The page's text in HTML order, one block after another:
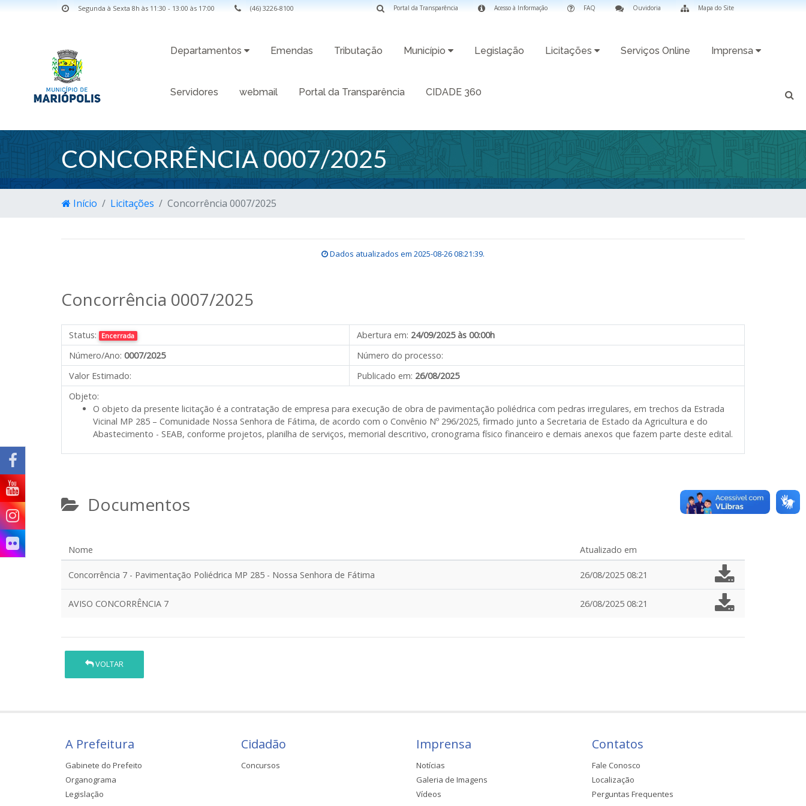
Segunda à Sexta 8h às 11:30 - 13:00 às 17:00 (46) 3226-8100 Mapa do Site
Ouvidoria
FAQ
Acesso à Informação
Portal da Transparência
Departamentos Emendas Tributação Município Legislação Licitações Serviços Online Imprensa
Servidores webmail Portal da Transparência CIDADE 360
CONCORRÊNCIA 0007/2025
Início Licitações Concorrência 0007/2025
Dados atualizados em 2025-08-26 08:21:39.
Concorrência 0007/2025
Status: Encerrada Abertura em: 24/09/2025 às 00:00h
Número/Ano: 0007/2025
Número do processo:
Valor Estimado:
Publicado em: 26/08/2025
Objeto:
O objeto da presente licitação é a contratação de empresa para execução de obra de pavimentação poliédrica com pedras irregulares, em trechos da Estrada
Vicinal MP 285 – Comunidade Nossa Senhora de Fátima, de acordo com o Convênio Nº 296/2025, firmado junto a Secretaria de Estado da Agricultura e do
Abastecimento - SEAB, conforme projetos, planilha de serviços, memorial descritivo, cronograma físico financeiro e demais anexos que fazem parte deste edital.
Documentos
Nome Atualizado em
Concorrência 7 - Pavimentação Poliédrica MP 285 - Nossa Senhora de Fátima 26/08/2025 08:21
AVISO CONCORRÊNCIA 7 26/08/2025 08:21
VOLTAR
A Prefeitura
Gabinete do Prefeito
Organograma
Legislação
Cidadão
Concursos
Imprensa
Notícias
Galeria de Imagens
Vídeos
Contatos
Fale Conosco
Localização
Perguntas Frequentes